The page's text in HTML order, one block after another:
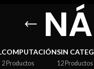
COMPUTACIÓN
2 Productos
SIN
12 Productos